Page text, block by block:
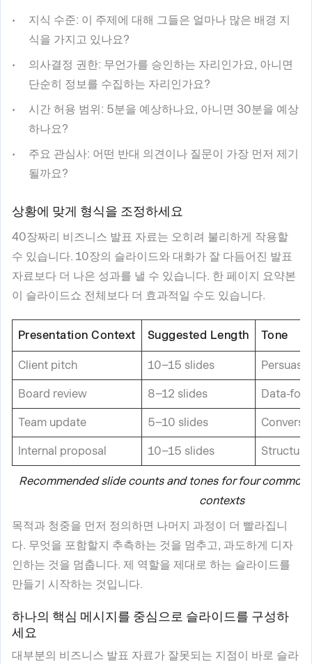
지식 수준: 이 주제에 대해 그들은 얼마나 많은 배경 지
식을 가지고 있나요?
의사결정 권한: 무언가를 승인하는 자리인가요, 아니면
단순히 정보를 수집하는 자리인가요?
시간 허용 범위: 5분을 예상하나요, 아니면 30분을 예상
하나요?
주요 관심사: 어떤 반대 의견이나 질문이 가장 먼저 제기
될까요?
상황에 맞게 형식을 조정하세요
40장짜리 비즈니스 발표 자료는 오히려 불리하게 작용할
수 있습니다. 10장의 슬라이드와 대화가 잘 다듬어진 발표
자료보다 더 나은 성과를 낼 수 있습니다. 한 페이지 요약본
이 슬라이드쇼 전체보다 더 효과적일 수도 있습니다.
Recommended slide counts and tones for four
contexts
Presentation Context Suggested Length Tone
Client pitch 10–15 slides
Board review 8–12 slides Data-
Team update 5–10 slides
Internal proposal 10–15 slides
목적과 청중을 먼저 정의하면 나머지 과정이 더 빨라집니
다. 무엇을 포함할지 추측하는 것을 멈추고, 과도하게 디자
인하는 것을 멈춥니다. 제 역할을 제대로 하는 슬라이드를
만들기 시작하는 것입니다.
하나의 핵심 메시지를 중심으로 슬라이드를 구성하
세요
대부분의 비즈니스 발표 자료가 잘못되는 지점이 바로 슬라